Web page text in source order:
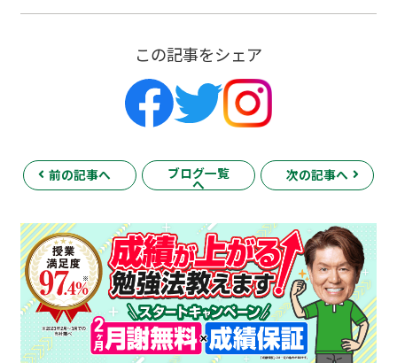
この記事をシェア
前の記事へ ブログ一覧
へ
次の記事へ